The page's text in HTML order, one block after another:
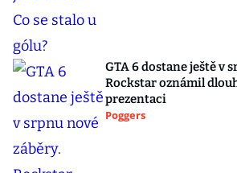
GTA 6 dostane ještě v
Rockstar oznámil
prezentaci
Poggers